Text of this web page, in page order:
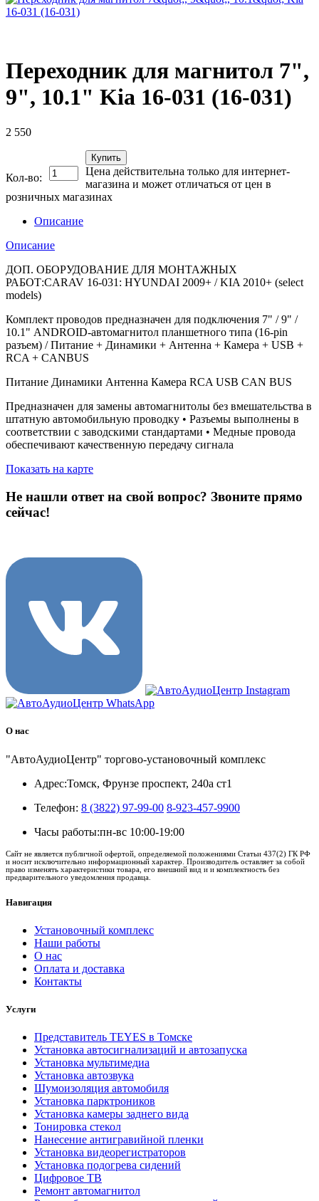
Переходник для магнитол 7",
9", 10.1" Kia 16-031 (16-031)
2 550
Кол-во:
Купить
Цена действительна только для интернет-
магазина и может отличаться от цен в
розничных магазинах
Описание
Описание
ДОП. ОБОРУДОВАНИЕ ДЛЯ МОНТАЖНЫХ
РАБОТ:CARAV 16-031: HYUNDAI 2009+ / KIA 2010+ (select
models)
Комплект проводов предназначен для подключения 7" / 9" /
10.1" ANDROID-автомагнитол планшетного типа (16-pin
разъем) / Питание + Динамики + Антенна + Камера + USB +
RCA + CANBUS
Питание Динамики Антенна Камера RCA USB CAN BUS
Предназначен для замены автомагнитолы без вмешательства в
штатную автомобильную проводку • Разъемы выполнены в
соответствии с заводскими стандартами • Медные провода
обеспечивают качественную передачу сигнала
Показать на карте
Не нашли ответ на свой вопрос? Звоните прямо
сейчас!
О нас
"АвтоАудиоЦентр" торгово-установочный комплекс
Адрес:Томск, Фрунзе проспект, 240а ст1
Телефон: 8 (3822) 97-99-00 8-923-457-9900
Часы работы:пн-вс 10:00-19:00
Сайт не является публичной офертой, определяемой положениями Статьи 437(2) ГК РФ
и носит исключительно информационный характер. Производитель оставляет за собой
право изменять характеристики товара, его внешний вид и и комплектность без
предварительного уведомления продавца.
Навигация
Установочный комплекс
Наши работы
О нас
Оплата и доставка
Контакты
Услуги
Представитель TEYES в Томске
Установка автосигнализаций и автозапуска
Установка мультимедиа
Установка автозвука
Шумоизоляция автомобиля
Установка парктроников
Установка камеры заднего вида
Тонировка стекол
Нанесение антигравийной пленки
Установка видеорегистраторов
Установка подогрева сидений
Цифровое ТВ
Ремонт автомагнитол